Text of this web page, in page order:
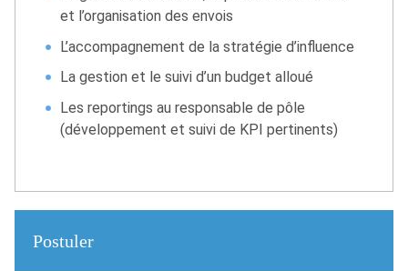
et l’organisation des envois
L’accompagnement de la stratégie d’influence
La gestion et le suivi d’un budget alloué
Les reportings au responsable de pôle
(développement et suivi de KPI pertinents)
Postuler